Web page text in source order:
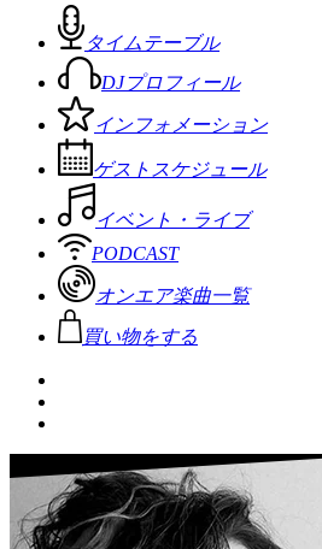
タイムテーブル
DJプロフィール
インフォメーション
ゲストスケジュール
イベント・ライブ
PODCAST
オンエア楽曲一覧
買い物をする